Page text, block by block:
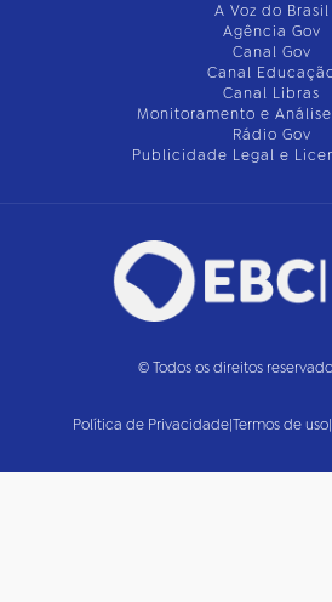
A Voz do Brasil
Agência Gov
Canal Gov
Canal
Canal Libras
Monitoramento e
Rádio Gov
Publicidade Legal e
© Todos os direitos
Política de Privacidade|Termos de uso|